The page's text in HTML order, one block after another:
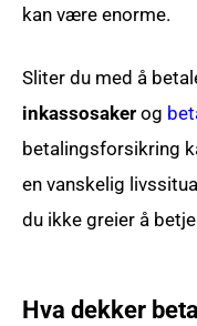
kan være enorme.
Sliter du med å
inkassosaker og
betalingsforsikring
en vanskelig
du ikke greier å
Hva dekker